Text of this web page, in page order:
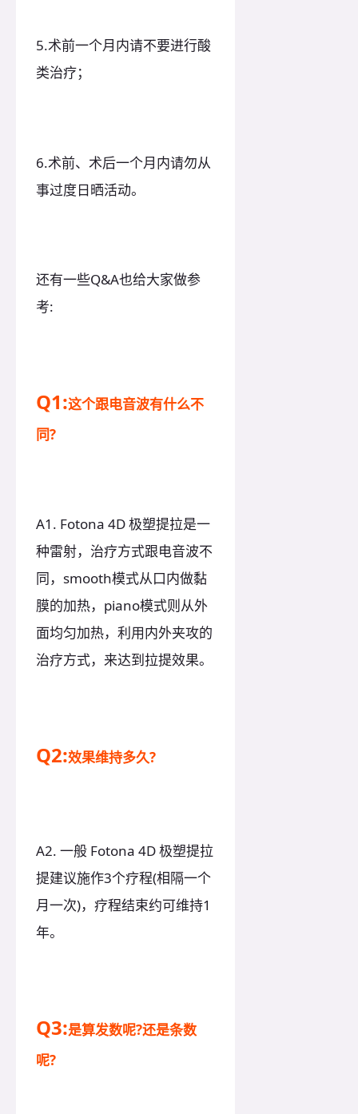
5.术前一个月内请不要进行酸
类治疗；
6.术前、术后一个月内请勿从
事过度日晒活动。
还有一些Q&A也给大家做参
考:
Q1:这个跟电音波有什么不
同?
A1. Fotona 4D 极塑提拉是一
种雷射，治疗方式跟电音波不
同，smooth模式从口内做黏
膜的加热，piano模式则从外
面均匀加热，利用内外夹攻的
治疗方式，来达到拉提效果。
Q2:效果维持多久?
A2. 一般 Fotona 4D 极塑提拉
提建议施作3个疗程(相隔一个
月一次)，疗程结束约可维持1
年。
Q3:是算发数呢?还是条数
呢?